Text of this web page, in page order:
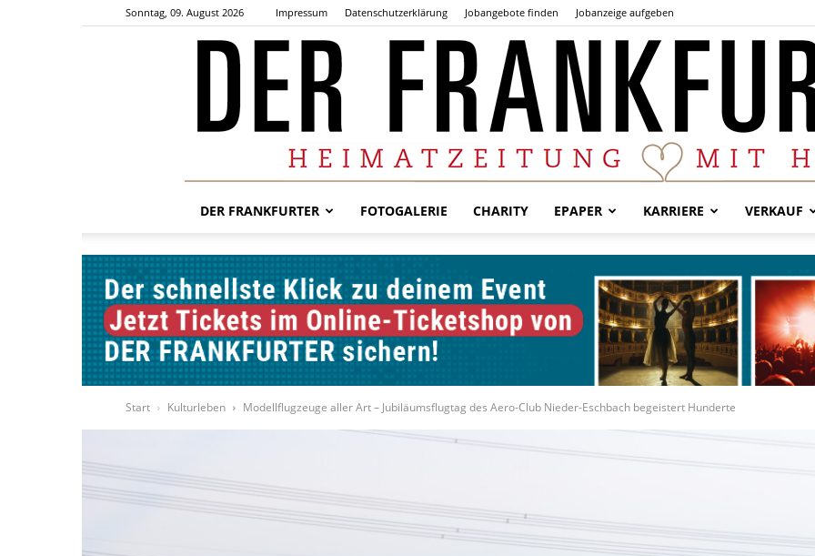
Sonntag, 09. August 2026 Impressum Datenschutzerklärung Jobangebote finden Jobanzeige aufgeben
Frankfurter
DER FRANKFURTER FOTOGALERIE CHARITY EPAPER KARRIERE VERKAUF
Start Kulturleben Modellflugzeuge aller Art – Jubiläumsflugtag des Aero-Club Nieder-Eschbach begeistert Hunderte